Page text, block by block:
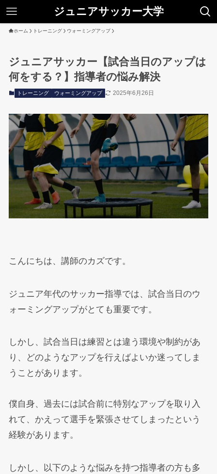
ジュニアサッカー大学
ホーム トレーニング ウォーミングアップ
ジュニアサッカー【試合当日のアップは
何をする？】指導者の悩み解決
トレーニング ウォーミングアップ 2025年6月26日
こんにちは、講師のカズです。
ジュニア年代のサッカー指導では、試合当日のウ
ォーミングアップがとても重要です。
しかし、試合当日は練習とは違う環境や制約があ
り、どのようなアップを行えばよいか迷ってしま
うことがあります。
僕自身、過去には試合前に特別なアップを取り入
れて、かえって選手を緊張させてしまったという
経験があります。
しかし、以下のような悩みを持つ指導者の方も多